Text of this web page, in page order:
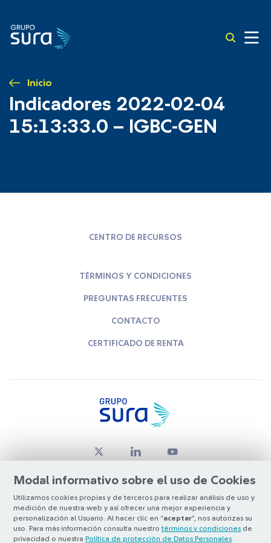
Inicio
Indicadores 2022-02-04
15:13:33.0 – IGBC-GEN
Modal informativo sobre el uso de Cookies
Utilizamos cookies propias y de terceros para realizar análisis de uso y
medición de nuestra web y así ofrecer una mejor experiencia y
personalización al Usuario. Al hacer clic en “aceptar”, nos autorizas su
uso. Para más información consulta nuestro términos y condiciones de
privacidad o nuestra Política de protección de Datos Personales
CENTRO DE RECURSOS
TÉRMINOS Y CONDICIONES
PREGUNTAS FRECUENTES
CONTACTO
CERTIFICADO DE RENTA
© Copyright Grupo SURA 2026